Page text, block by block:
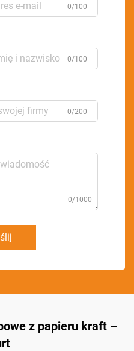
0/100
0/100
0/200
0/1000
z papieru kraft –